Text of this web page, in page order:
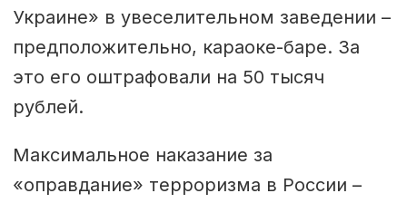
Украине» в увеселительном заведении –
предположительно, караоке-баре. За
это его оштрафовали на 50 тысяч
рублей.
Максимальное наказание за
«оправдание» терроризма в России –